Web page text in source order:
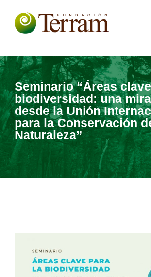
Seminario “Áreas
biodiversidad: una
desde la Unión
para la Conservación
Naturaleza”